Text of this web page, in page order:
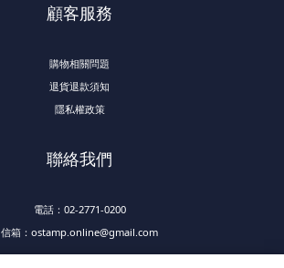
顧客服務
購物相關問題
退貨退款須知
隱私權政策
聯絡我們
電話：02-2771-0200
信箱：ostamp.online@gmail.com